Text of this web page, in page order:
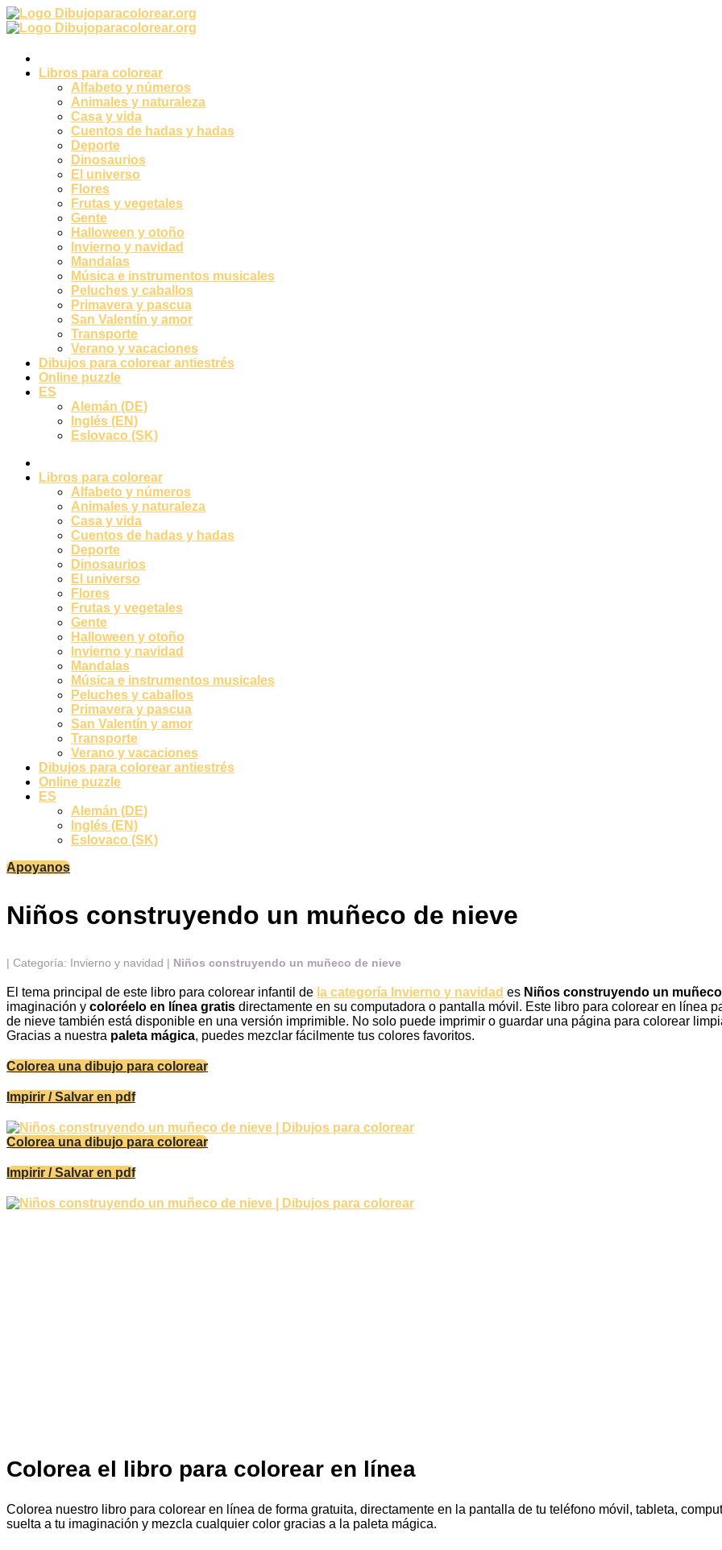
Ir
al
Libros para colorear
Alfabeto y números
Animales y naturaleza
Casa y vida
Cuentos de hadas y hadas
Deporte
Dinosaurios
El universo
Flores
Frutas y vegetales
Gente
Halloween y otoño
Invierno y navidad
Mandalas
Música e instrumentos musicales
Peluches y caballos
Primavera y pascua
San Valentín y amor
Transporte
Verano y vacaciones
Dibujos para colorear antiestrés
Online puzzle
ES
Alemán (DE)
Inglés (EN)
Eslovaco (SK)
Libros para colorear
Alfabeto y números
Animales y naturaleza
Casa y vida
Cuentos de hadas y hadas
Deporte
Dinosaurios
El universo
Flores
Frutas y vegetales
Gente
Halloween y otoño
Invierno y navidad
Mandalas
Música e instrumentos musicales
Peluches y caballos
Primavera y pascua
San Valentín y amor
Transporte
Verano y vacaciones
Dibujos para colorear antiestrés
Online puzzle
ES
Alemán (DE)
Inglés (EN)
Eslovaco (SK)
Apoyanos
Niños construyendo un muñeco de nieve
| Categoría: Invierno y navidad | Niños construyendo un muñeco de nieve
El tema principal de este libro para colorear infantil de la categoría Invierno y navidad es Niños construyendo un
imaginación y coloréelo en línea gratis directamente en su computadora o pantalla móvil. Este libro para colorear en línea
de nieve también está disponible en una versión imprimible. No solo puede imprimir o guardar una página para colorear
Gracias a nuestra paleta mágica, puedes mezclar fácilmente tus colores favoritos.
Colorea una dibujo para colorear
Impirir / Salvar en pdf
Colorea una dibujo para colorear
Impirir / Salvar en pdf
Colorea el libro para colorear en línea
Colorea nuestro libro para colorear en línea de forma gratuita, directamente en la pantalla de tu teléfono móvil, tableta,
suelta a tu imaginación y mezcla cualquier color gracias a la paleta mágica.